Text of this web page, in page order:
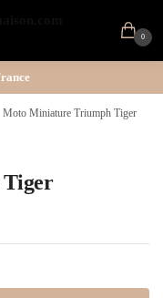
0
Moto Miniature Triumph Tiger